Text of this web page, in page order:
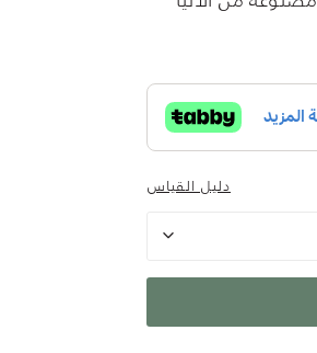
دليل القياس